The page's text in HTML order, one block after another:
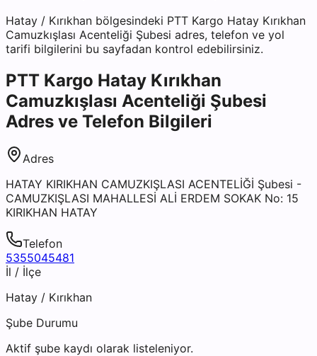
Hatay / Kırıkhan bölgesindeki PTT Kargo Hatay Kırıkhan
Camuzkışlası Acenteliği Şubesi adres, telefon ve yol
tarifi bilgilerini bu sayfadan kontrol edebilirsiniz.
PTT Kargo Hatay Kırıkhan
Camuzkışlası Acenteliği Şubesi
Adres ve Telefon Bilgileri
Adres
HATAY KIRIKHAN CAMUZKIŞLASI ACENTELİĞİ Şubesi -
CAMUZKIŞLASI MAHALLESİ ALİ ERDEM SOKAK No: 15
KIRIKHAN HATAY
Telefon
5355045481
İl / İlçe
Hatay / Kırıkhan
Şube Durumu
Aktif şube kaydı olarak listeleniyor.